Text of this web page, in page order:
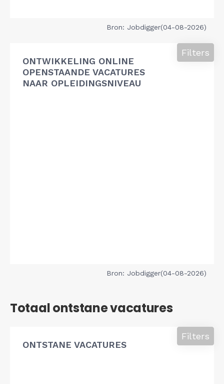
Bron: Jobdigger(04-08-2026)
ONTWIKKELING ONLINE
OPENSTAANDE VACATURES
NAAR OPLEIDINGSNIVEAU
Filters
Bron: Jobdigger(04-08-2026)
Totaal ontstane vacatures
ONTSTANE VACATURES
Filters